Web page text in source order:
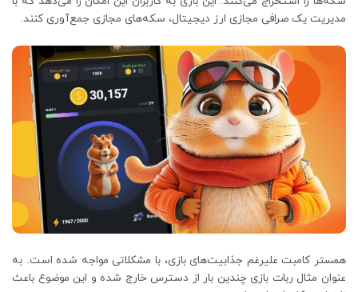
مدیریت یک صرافی مجازی ارز دیجیتال، سکه‌های مجازی جمع‌آوری کنند.
همستر کامبت علیرغم جذابیت‌های بازی، با مشکلاتی مواجه شده است. به
عنوان مثال ربات بازی چندین بار از دسترس خارج شده و این موضوع باعث